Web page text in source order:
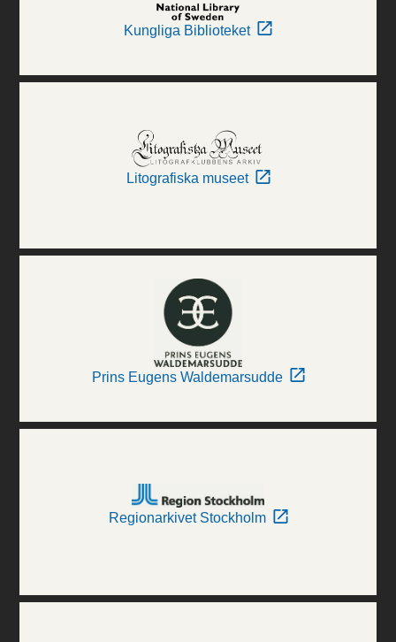
Kungliga Biblioteket
Litografiska museet
Prins Eugens Waldemarsudde
Regionarkivet Stockholm